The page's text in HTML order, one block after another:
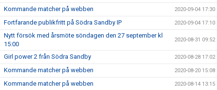
Kommande matcher på webben 2020-09-04 17:30
Fortfarande publikfritt på Södra Sandby IP 2020-09-04 17:10
Nytt försök med årsmöte söndagen den 27 september kl
15:00
2020-08-31 09:52
Girl power 2 från Södra Sandby 2020-08-28 17:02
Kommande matcher på webben 2020-08-20 15:08
Kommande matcher på webben 2020-08-14 13:15